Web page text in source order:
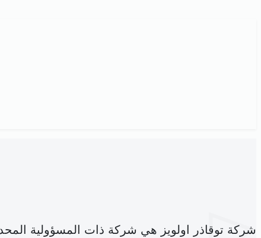
شركة توقاذر اولويز هي شركة ذات المسؤولية